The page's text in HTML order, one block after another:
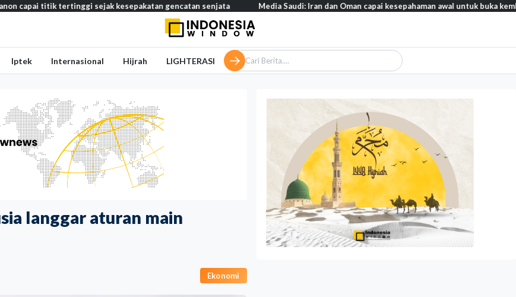
langgar aturan main
Ekonomi
tertinggi sejak kesepakatan gencatan senjata Media Saudi: Iran dan Oman capai kesepahaman awal untuk buka kembali Selat
Iptek Internasional Hijrah LIGHTERASI